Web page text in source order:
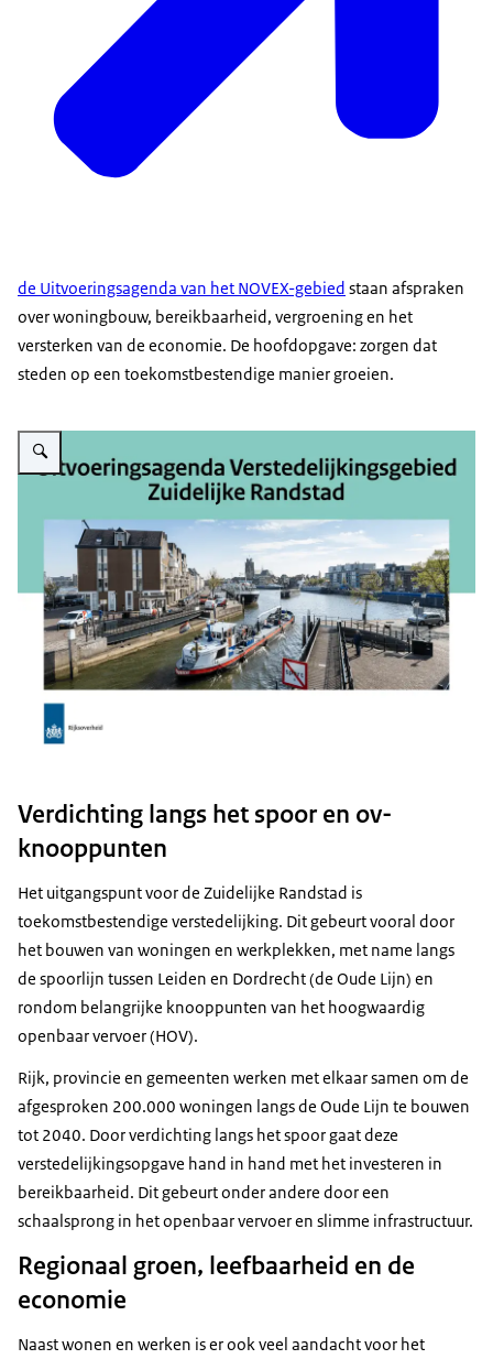
de Uitvoeringsagenda van het NOVEX-gebied staan afspraken
over woningbouw, bereikbaarheid, vergroening en het
versterken van de economie. De hoofdopgave: zorgen dat
steden op een toekomstbestendige manier groeien.
Vergroot afbeelding Bord van de Uitvoeringsagenda
Verdichting langs het spoor en ov-
knooppunten
Het uitgangspunt voor de Zuidelijke Randstad is
toekomstbestendige verstedelijking. Dit gebeurt vooral door
het bouwen van woningen en werkplekken, met name langs
de spoorlijn tussen Leiden en Dordrecht (de Oude Lijn) en
rondom belangrijke knooppunten van het hoogwaardig
openbaar vervoer (HOV).
Rijk, provincie en gemeenten werken met elkaar samen om de
afgesproken 200.000 woningen langs de Oude Lijn te bouwen
tot 2040. Door verdichting langs het spoor gaat deze
verstedelijkingsopgave hand in hand met het investeren in
bereikbaarheid. Dit gebeurt onder andere door een
schaalsprong in het openbaar vervoer en slimme infrastructuur.
Regionaal groen, leefbaarheid en de
economie
Naast wonen en werken is er ook veel aandacht voor het